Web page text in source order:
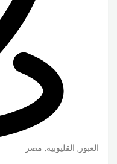
العبور , القليوبية, مصر